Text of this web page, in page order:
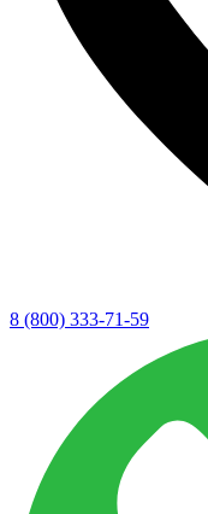
8 (800) 333-71-59